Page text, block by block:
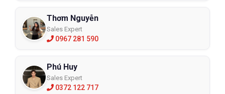
Thơm Nguyễn
Sales Expert
0967 281 590
Phú Huy
Sales Expert
0372 122 717